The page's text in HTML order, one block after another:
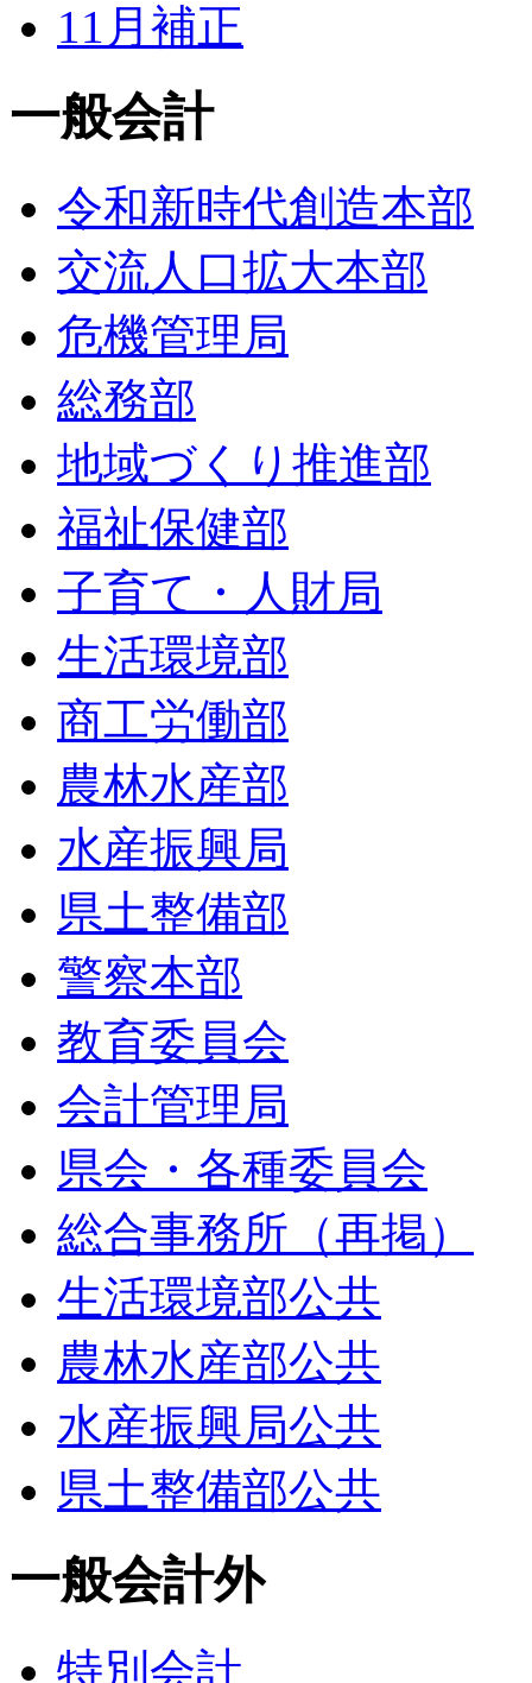
11月補正
一般会計
令和新時代創造本部
交流人口拡大本部
危機管理局
総務部
地域づくり推進部
福祉保健部
子育て・人財局
生活環境部
商工労働部
農林水産部
水産振興局
県土整備部
警察本部
教育委員会
会計管理局
県会・各種委員会
総合事務所（再掲）
生活環境部公共
農林水産部公共
水産振興局公共
県土整備部公共
一般会計外
特別会計